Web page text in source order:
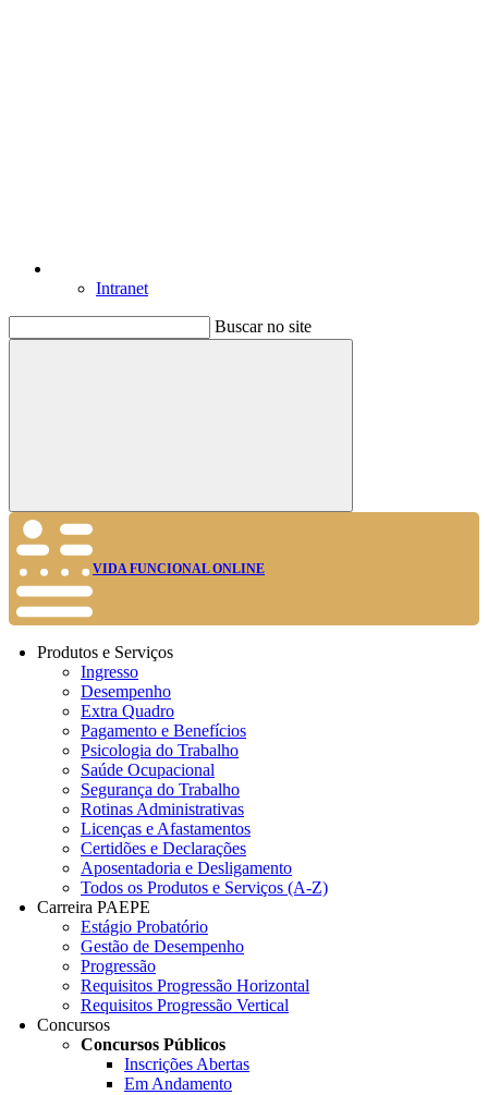
Intranet
Buscar no site
Buscar
VIDA FUNCIONAL ONLINE
Produtos e Serviços
Ingresso
Desempenho
Extra Quadro
Pagamento e Benefícios
Psicologia do Trabalho
Saúde Ocupacional
Segurança do Trabalho
Rotinas Administrativas
Licenças e Afastamentos
Certidões e Declarações
Aposentadoria e Desligamento
Todos os Produtos e Serviços (A-Z)
Carreira PAEPE
Estágio Probatório
Gestão de Desempenho
Progressão
Requisitos Progressão Horizontal
Requisitos Progressão Vertical
Concursos
Concursos Públicos
Inscrições Abertas
Em Andamento